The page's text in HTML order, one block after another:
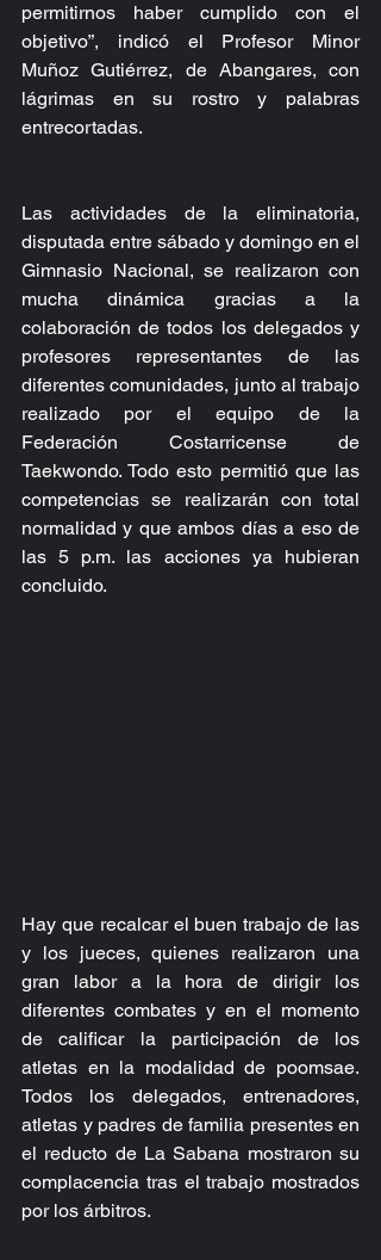
permitirnos haber cumplido con el
objetivo”, indicó el Profesor Minor
Muñoz Gutiérrez, de Abangares, con
lágrimas en su rostro y palabras
entrecortadas.
Las actividades de la eliminatoria,
disputada entre sábado y domingo en el
Gimnasio Nacional, se realizaron con
mucha dinámica gracias a la
colaboración de todos los delegados y
profesores representantes de las
diferentes comunidades, junto al trabajo
realizado por el equipo de la
Federación Costarricense de
Taekwondo. Todo esto permitió que las
competencias se realizarán con total
normalidad y que ambos días a eso de
las 5 p.m. las acciones ya hubieran
concluido.
Hay que recalcar el buen trabajo de las
y los jueces, quienes realizaron una
gran labor a la hora de dirigir los
diferentes combates y en el momento
de calificar la participación de los
atletas en la modalidad de poomsae.
Todos los delegados, entrenadores,
atletas y padres de familia presentes en
el reducto de La Sabana mostraron su
complacencia tras el trabajo mostrados
por los árbitros.